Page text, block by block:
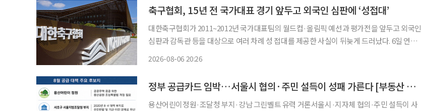
축구협회, 15년 전 국가대표 경기 앞두고 외국인 심판에 ‘성접대’
대한축구협회가 2011~2012년 국가대표팀의 월드컵·올림픽 예선과 평가전을 앞두고 외국인
심판과 감독관 등을 대상으로 여러 차례 성 접대를 제공한 사실이 뒤늦게 드러났다. 6일 연합
2026-08-06 20:26
정부 공급카드 임박…서울시 협의·주민 설득이 성패 가른다 [부동산 해법 전쟁]
용산어린이정원·조달청 부지·강남 그린벨트 유력 거론서울시·지자체 협의·주민 설득이 사